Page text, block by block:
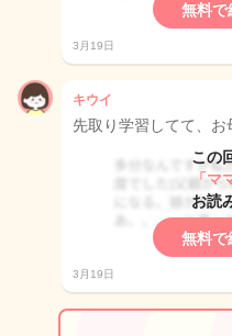
無料で
3月19日
キウイ
先取り学習してて、お
この
「マ
お読
無料で
3月19日